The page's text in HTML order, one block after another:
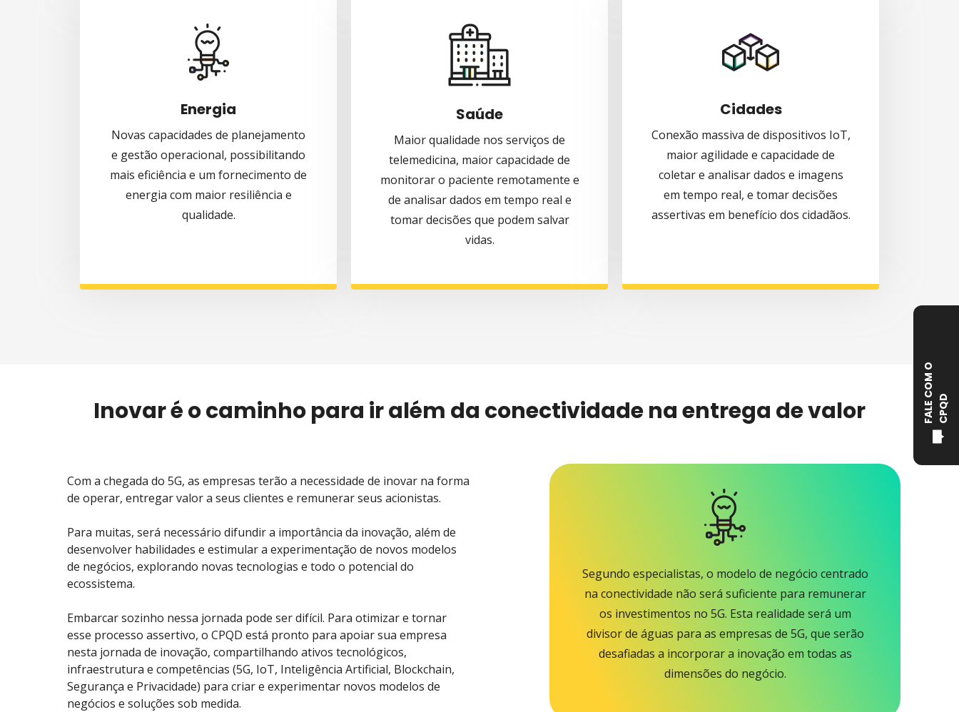
F
A
L
E
C
O
M
O
C
P
Q D
Energia
Novas capacidades de planejamento
e gestão operacional, possibilitando
mais eficiência e um fornecimento de
energia com maior resiliência e
qualidade.
Saúde
Maior qualidade nos serviços de
telemedicina, maior capacidade de
monitorar o paciente remotamente e
de analisar dados em tempo real e
tomar decisões que podem salvar
vidas.
Cidades
Conexão massiva de dispositivos IoT,
maior agilidade e capacidade de
coletar e analisar dados e imagens
em tempo real, e tomar decisões
assertivas em benefício dos cidadãos.
Inovar é o caminho para ir além da conectividade na entrega de valor
Com a chegada do 5G, as empresas terão a necessidade de inovar na forma
de operar, entregar valor a seus clientes e remunerar seus acionistas.
Para muitas, será necessário difundir a importância da inovação, além de
desenvolver habilidades e estimular a experimentação de novos modelos
de negócios, explorando novas tecnologias e todo o potencial do
ecossistema.
Embarcar sozinho nessa jornada pode ser difícil. Para otimizar e tornar
esse processo assertivo, o CPQD está pronto para apoiar sua empresa
nesta jornada de inovação, compartilhando ativos tecnológicos,
infraestrutura e competências (5G, IoT, Inteligência Artificial, Blockchain,
Segurança e Privacidade) para criar e experimentar novos modelos de
negócios e soluções sob medida.
Segundo especialistas, o modelo de negócio centrado
na conectividade não será suficiente para remunerar
os investimentos no 5G. Esta realidade será um
divisor de águas para as empresas de 5G, que serão
desafiadas a incorporar a inovação em todas as
dimensões do negócio.